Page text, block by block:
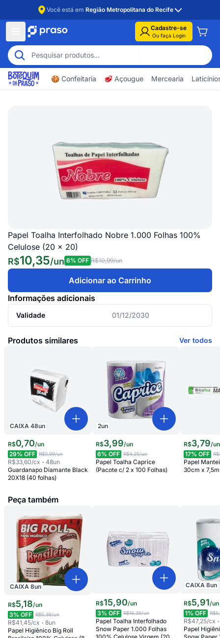
Você está em Região Metropolitana do Recife
Cadastre-se
Ou faça Login
🍪 Confeitaria 🥩 Açougue Mercearia
Informações adicionais
Validade 01/12/2030
Papel Toalha Interfolhado Nobre 1.000 Folhas 100%
Celulose (20 x 20)
R$10,35/un 6% OFF R$10,99/un
Adicionar ao Carrinho
Produtos similares Ver todos
CAIXA 48un
R$0,70/un
29% OFF R$0,99/un
R$33,60/cx 48un
Guardanapo Diamante Black
20X18 (40 folhas)
2un
R$3,99/un
6% OFF R$4,25/un
Papel Toalha Caprice
(Pacote c/ 2 x 100 Folhas)
R$3,79/un
17% OFF
Papel
30cm x 7,5m
Peça também
CAIXA 8un
R$5,18/un
3% OFF R$5,36/un
R$41,45/cx 8un
Papel Higiênico Big Roll
R$15,90/un
3% OFF R$16,35/un
Papel Toalha Interfolhado
Snow Paper 1.000 Folhas
CAIXA8un
R$5,91/un
1% OFF
R$47,25/cx
Papel